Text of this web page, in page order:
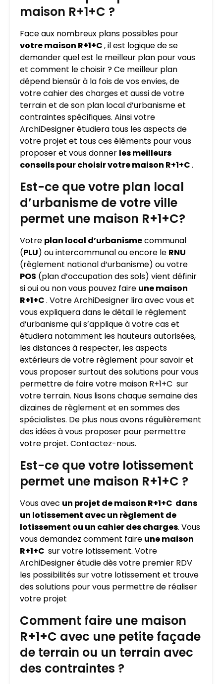
maison R+1+C ?
Face aux nombreux plans possibles pour
votre maison R+1+C, il est logique de se
demander quel est le meilleur plan pour vous
et comment le choisir ? Ce meilleur plan
dépend biensûr à la fois de vos envies, de
votre cahier des charges et aussi de votre
terrain et de son plan local d’urbanisme et
contraintes spécifiques. Ainsi votre
ArchiDesigner étudiera tous les aspects de
votre projet et tous ces éléments pour vous
proposer et vous donner les meilleurs
conseils pour choisir votre maison R+1+C.
Est-ce que votre plan local
d’urbanisme de votre ville
permet une maison R+1+C?
Votre plan local d’urbanismecommunal
(PLU) ou intercommunal ou encore le RNU
(règlement national d’urbanisme) ou votre
POS (plan d’occupation des sols) vient définir
si oui ou non vous pouvez faire une maison
R+1+C. Votre ArchiDesigner lira avec vous et
vous expliquera dans le détail le règlement
d’urbanisme qui s’applique à votre cas et
étudiera notamment les hauteurs autorisées,
les distances à respecter, les aspects
extérieurs de votre règlement pour savoir et
vous proposer surtout des solutions pour vous
permettre de faire votre maison R+1+C sur
votre terrain. Nous lisons chaque semaine des
dizaines de règlement et en sommes des
spécialistes. De plus nous avons régulièrement
des idées à vous proposer pour permettre
votre projet. Contactez-nous.
Est-ce que votre lotissement
permet une maison R+1+C ?
Vous avec un projet de maison R+1+C dans
un lotissement avec un règlement de
lotissement ou un cahier des charges. Vous
vous demandez comment faire une maison
R+1+C sur votre lotissement. Votre
ArchiDesigner étudie dès votre premier RDV
les possibilités sur votre lotissement et trouve
des solutions pour vous permettre de réaliser
votre projet
Comment faire une maison
R+1+C avec une petite façade
de terrain ou un terrain avec
des contraintes ?